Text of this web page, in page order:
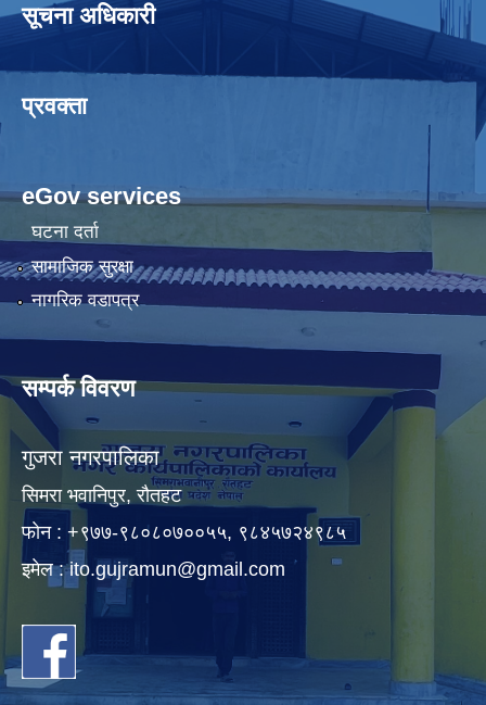
सूचना अधिकारी
प्रवक्ता
eGov services
घटना दर्ता
सामाजिक सुरक्षा
नागरिक वडापत्र
सम्पर्क विवरण
गुजरा नगरपालिका
सिमरा भवानिपुर, राैतहट
फाेन : +९७७-९८०८०७००५५, ९८४५७२४९८५
इमेल :ito.gujramun@gmail.com